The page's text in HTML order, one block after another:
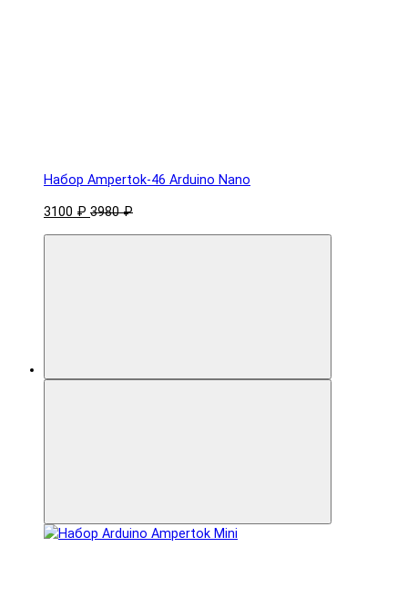
Набор Ampertok-46 Arduino Nano
3100 ₽ 3980 ₽